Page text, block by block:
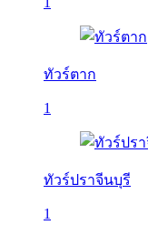
ทัวร์ตาก
1
ทัวร์ปราจีนบุรี
1